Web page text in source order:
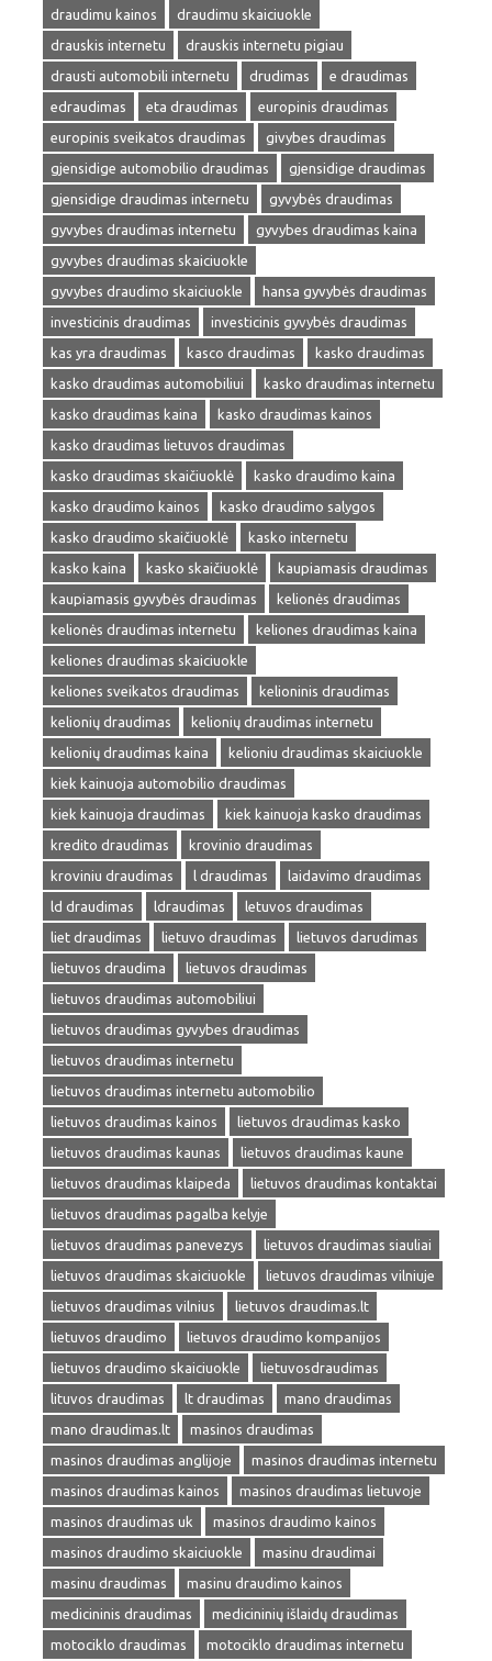
draudimu kainos
draudimu skaiciuokle
drauskis internetu
drauskis internetu pigiau
drausti automobili internetu
drudimas
e draudimas
edraudimas
eta draudimas
europinis draudimas
europinis sveikatos draudimas
givybes draudimas
gjensidige automobilio draudimas
gjensidige draudimas
gjensidige draudimas internetu
gyvybės draudimas
gyvybes draudimas internetu
gyvybes draudimas kaina
gyvybes draudimas skaiciuokle
gyvybes draudimo skaiciuokle
hansa gyvybės draudimas
investicinis draudimas
investicinis gyvybės draudimas
kas yra draudimas
kasco draudimas
kasko draudimas
kasko draudimas automobiliui
kasko draudimas internetu
kasko draudimas kaina
kasko draudimas kainos
kasko draudimas lietuvos draudimas
kasko draudimas skaičiuoklė
kasko draudimo kaina
kasko draudimo kainos
kasko draudimo salygos
kasko draudimo skaičiuoklė
kasko internetu
kasko kaina
kasko skaičiuoklė
kaupiamasis draudimas
kaupiamasis gyvybės draudimas
kelionės draudimas
kelionės draudimas internetu
keliones draudimas kaina
keliones draudimas skaiciuokle
keliones sveikatos draudimas
kelioninis draudimas
kelionių draudimas
kelionių draudimas internetu
kelionių draudimas kaina
kelioniu draudimas skaiciuokle
kiek kainuoja automobilio draudimas
kiek kainuoja draudimas
kiek kainuoja kasko draudimas
kredito draudimas
krovinio draudimas
kroviniu draudimas
l draudimas
laidavimo draudimas
ld draudimas
ldraudimas
letuvos draudimas
liet draudimas
lietuvo draudimas
lietuvos darudimas
lietuvos draudima
lietuvos draudimas
lietuvos draudimas automobiliui
lietuvos draudimas gyvybes draudimas
lietuvos draudimas internetu
lietuvos draudimas internetu automobilio
lietuvos draudimas kainos
lietuvos draudimas kasko
lietuvos draudimas kaunas
lietuvos draudimas kaune
lietuvos draudimas klaipeda
lietuvos draudimas kontaktai
lietuvos draudimas pagalba kelyje
lietuvos draudimas panevezys
lietuvos draudimas siauliai
lietuvos draudimas skaiciuokle
lietuvos draudimas vilniuje
lietuvos draudimas vilnius
lietuvos draudimas.lt
lietuvos draudimo
lietuvos draudimo kompanijos
lietuvos draudimo skaiciuokle
lietuvosdraudimas
lituvos draudimas
lt draudimas
mano draudimas
mano draudimas.lt
masinos draudimas
masinos draudimas anglijoje
masinos draudimas internetu
masinos draudimas kainos
masinos draudimas lietuvoje
masinos draudimas uk
masinos draudimo kainos
masinos draudimo skaiciuokle
masinu draudimai
masinu draudimas
masinu draudimo kainos
medicininis draudimas
medicininių išlaidų draudimas
motociklo draudimas
motociklo draudimas internetu